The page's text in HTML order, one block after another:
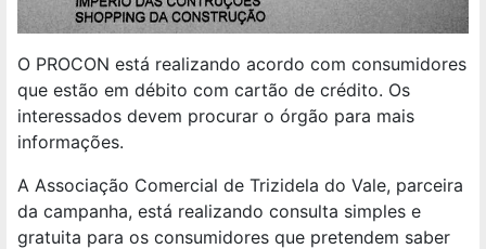
O PROCON está realizando acordo com consumidores
que estão em débito com cartão de crédito. Os
interessados devem procurar o órgão para mais
informações.
A Associação Comercial de Trizidela do Vale, parceira
da campanha, está realizando consulta simples e
gratuita para os consumidores que pretendem saber